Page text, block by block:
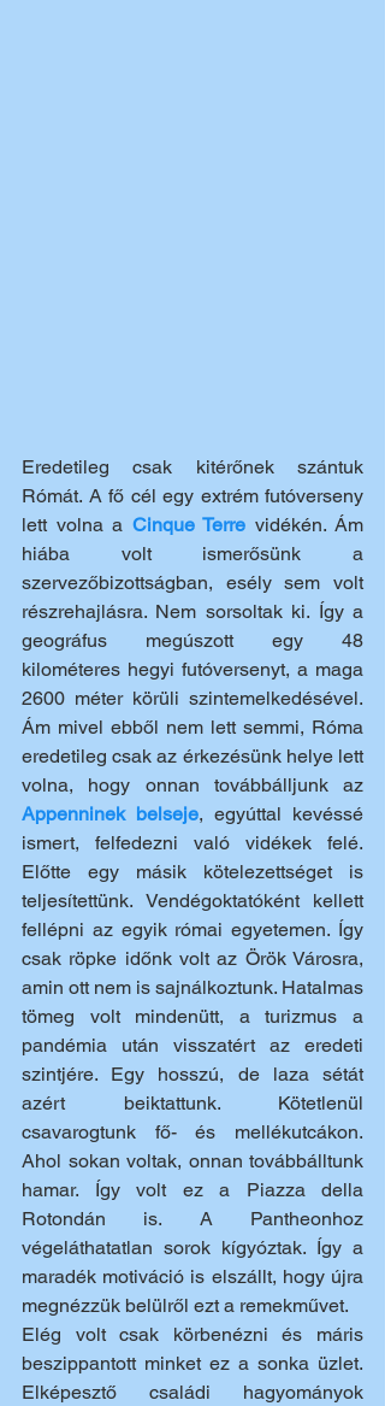
Eredetileg csak kitérőnek szántuk
Rómát. A fő cél egy extrém futóverseny
lett volna a Cinque Terre vidékén. Ám
hiába volt ismerősünk a
szervezőbizottságban, esély sem volt
részrehajlásra. Nem sorsoltak ki. Így a
geográfus megúszott egy 48
kilométeres hegyi futóversenyt, a maga
2600 méter körüli szintemelkedésével.
Ám mivel ebből nem lett semmi, Róma
eredetileg csak az érkezésünk helye lett
Appenninek belseje, egyúttal kevéssé
ismert, felfedezni való vidékek felé.
Előtte egy másik kötelezettséget is
teljesítettünk. Vendégoktatóként kellett
fellépni az egyik római egyetemen. Így
csak röpke időnk volt az Örök Városra,
amin ott nem is sajnálkoztunk. Hatalmas
tömeg volt mindenütt, a turizmus a
pandémia után visszatért az eredeti
szintjére. Egy hosszú, de laza sétát
azért beiktattunk. Kötetlenül
csavarogtunk fő- és mellékutcákon.
Ahol sokan voltak, onnan továbbálltunk
hamar. Így volt ez a Piazza della
Rotondán is. A Pantheonhoz
végeláthatatlan sorok kígyóztak. Így a
maradék motiváció is elszállt, hogy újra
megnézzük belülről ezt a remekművet.
Elég volt csak körbenézni és máris
beszippantott minket ez a sonka üzlet.
Elképesztő családi hagyományok